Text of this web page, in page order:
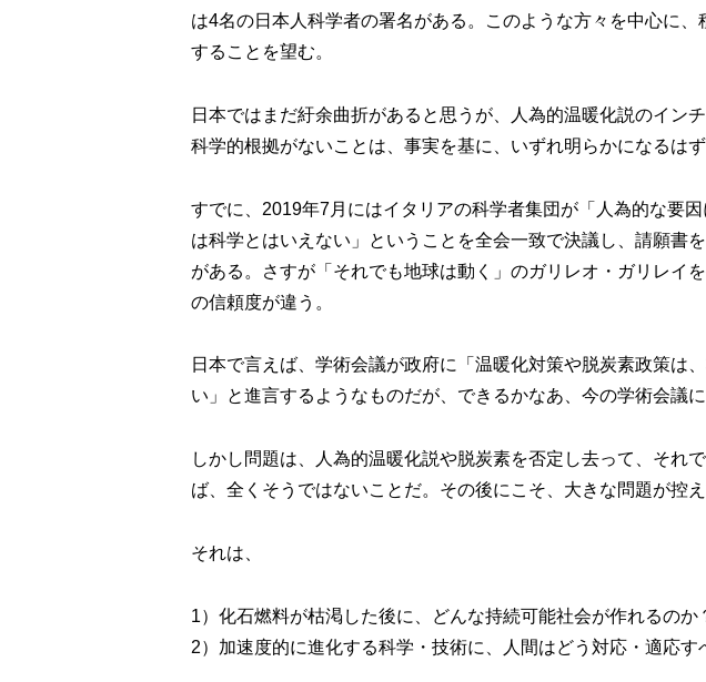
は4名の日本人科学者の署名がある。このような方々を中心に
することを望む。
日本ではまだ紆余曲折があると思うが、人為的温暖化説のイン
科学的根拠がないことは、事実を基に、いずれ明らかになるは
すでに、2019年7月にはイタリアの科学者集団が「人為的な要
は科学とはいえない」ということを全会一致で決議し、請願書
がある。さすが「それでも地球は動く」のガリレオ・ガリレイ
の信頼度が違う。
日本で言えば、学術会議が政府に「温暖化対策や脱炭素政策は
い」と進言するようなものだが、できるかなあ、今の学術会議
しかし問題は、人為的温暖化説や脱炭素を否定し去って、それ
ば、全くそうではないことだ。その後にこそ、大きな問題が控え
それは、
1）化石燃料が枯渇した後に、どんな持続可能社会が作れるのか
2）加速度的に進化する科学・技術に、人間はどう対応・適応す